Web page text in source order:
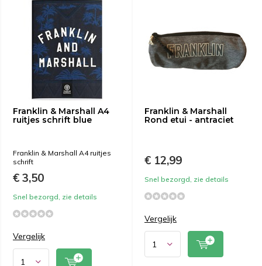
Franklin & Marshall A4
ruitjes schrift blue
Franklin & Marshall A4 ruitjes
schrift
€ 3,50
Snel bezorgd, zie details
Vergelijk
Franklin & Marshall
Rond etui - antraciet
€ 12,99
Snel bezorgd, zie details
Vergelijk